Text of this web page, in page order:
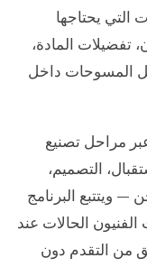
يحتاجها
تفضيلات المادة،
المسوحات داخل
مراحل تصنيع
التصميم،
— ويتتبع البرنامج
الحالات عند
من التقدم دون